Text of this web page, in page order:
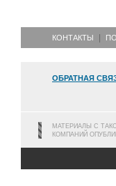
КОНТАКТЫ
ОБРАТНАЯ
МАТЕРИАЛЫ С
КОМПАНИЙ